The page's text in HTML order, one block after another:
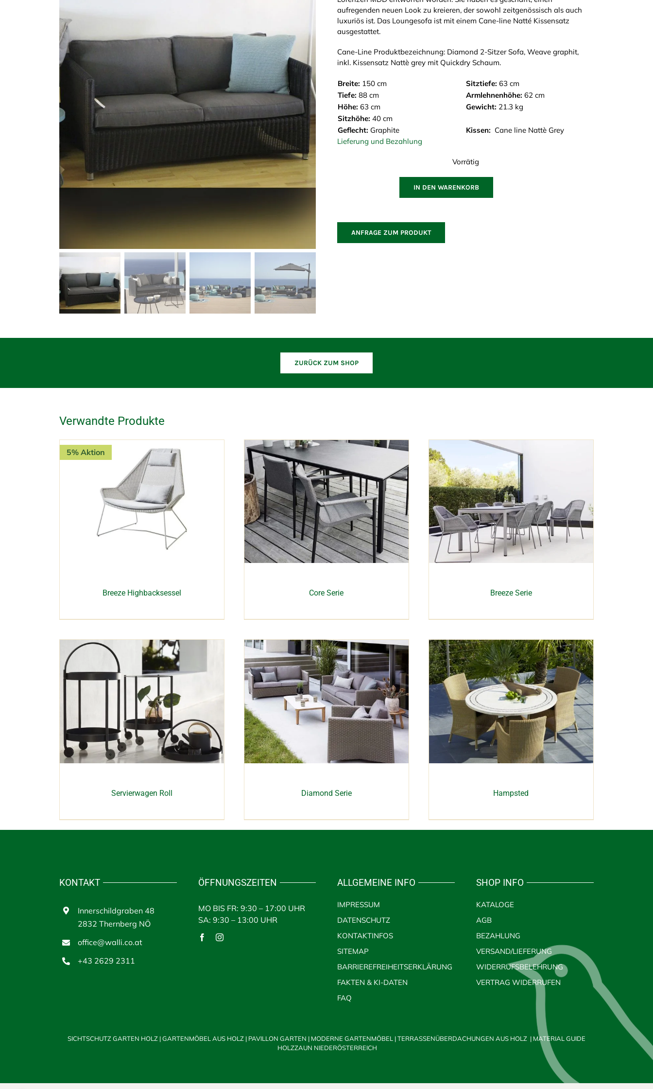
aufregenden neuen Look zu kreieren, der sowohl zeitgenössisch als auch
luxuriös ist. Das Loungesofa ist mit einem Cane-line Natté Kissensatz
ausgestattet.
Cane-Line Produktbezeichnung: Diamond 2-Sitzer Sofa, Weave graphit,
inkl. Kissensatz Nattè grey mit Quickdry Schaum.
Breite: 150 cm Sitztiefe: 63 cm
Tiefe: 88 cm Armlehnenhöhe: 62 cm
Höhe: 63 cm Gewicht: 21.3 kg
Sitzhöhe: 40 cm
Geflecht: Graphite Kissen: Cane line Nattè Grey
Lieferung und Bezahlung
Vorrätig
Sofa
Menge
IN DEN WARENKORB
ANFRAGE ZUM PRODUKT
ZURÜCK ZUM SHOP
Verwandte Produkte
5% Aktion
Breeze Highbacksessel Core Serie Breeze Serie
Servierwagen Roll Diamond Serie Hampsted
KONTAKT
Innerschildgraben 48
2832 Thernberg NÖ
office@walli.co.at
+43 2629 2311
ÖFFNUNGSZEITEN
MO BIS FR: 9:30 – 17:00 UHR
SA: 9:30 – 13:00 UHR
ALLGEMEINE INFO
IMPRESSUM
DATENSCHUTZ
KONTAKTINFOS
SITEMAP
BARRIEREFREIHEITSERKLÄRUNG
FAKTEN & KI-DATEN
FAQ
SHOP INFO
KATALOGE
AGB
BEZAHLUNG
VERSAND/LIEFERUNG
WIDERRUFSBELEHRUNG
VERTRAG WIDERRUFEN
SICHTSCHUTZ GARTEN HOLZ |GARTENMÖBEL AUS HOLZ | PAVILLON GARTEN | MODERNE GARTENMÖBEL |TERRASSENÜBERDACHUNGEN AUS HOLZ | MATERIAL GUIDE
HOLZZAUN NIEDERÖSTERREICH